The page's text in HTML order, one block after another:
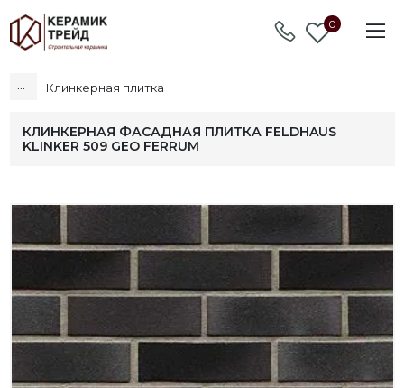
0
... Клинкерная плитка
КЛИНКЕРНАЯ ФАСАДНАЯ ПЛИТКА FELDHAUS
KLINKER 509 GEO FERRUM